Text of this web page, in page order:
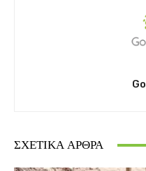
ΣΧΕΤΙΚΆ ΆΡΘΡΑ